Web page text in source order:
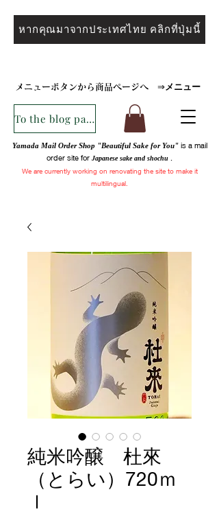
หากคุณมาจากประเทศไทย คลิกที่ปุ่มนี้
メニューボタンから商品ページへ ⇒ メニュー
To the blog page
Yamada Mail Order Shop "Beautiful Sake for You"is a mail
order site for Japanese sake and shochu
We are currentlyworking on renovating the site to make it
multilingual.
純米吟醸 杜來
（とらい）720ｍ
ｌ